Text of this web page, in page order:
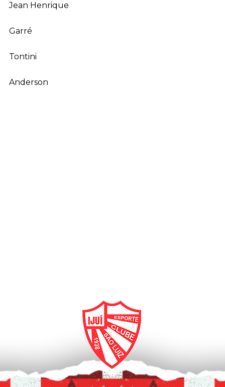
Jean Henrique
Garré
Tontini
Anderson